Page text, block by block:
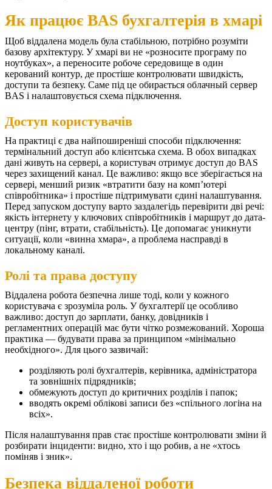
Як працює BAS бухгалтерія в хмарі
Щоб віддалена модель була стабільною, потрібно розуміти
базову архітектуру. У хмарі ви не «розносите програму по
ноутбуках», а переносите робоче середовище в один
керований контур, де простіше контролювати швидкість,
доступи та безпеку. Саме під це обирається облачный сервер
BAS і налаштовується схема підключення.
Доступ користувачів
На практиці є два найпоширеніші способи підключення:
термінальний доступ або клієнтська схема. В обох випадках
дані живуть на сервері, а користувач отримує доступ до BAS
через захищений канал. Це важливо: якщо все зберігається на
сервері, менший ризик «втратити базу на комп’ютері
співробітника» і простіше підтримувати єдині налаштування.
Перед запуском доступу варто заздалегідь перевірити дві речі:
якість інтернету у ключових співробітників і маршрут до дата-
центру (пінг, втрати, стабільність). Це допомагає уникнути
ситуації, коли «винна хмара», а проблема насправді в
локальному каналі.
Ролі та права доступу
Віддалена робота безпечна лише тоді, коли у кожного
користувача є зрозуміла роль. У бухгалтерії це особливо
важливо: доступ до зарплати, банку, довідників і
регламентних операцій має бути чітко розмежований. Хороша
практика — будувати права за принципом «мінімально
необхідного». Для цього зазвичай:
розділяють ролі бухгалтерів, керівника, адміністратора
та зовнішніх підрядників;
обмежують доступ до критичних розділів і папок;
вводять окремі облікові записи без «спільного логіна на
всіх».
Після налаштування прав стає простіше контролювати зміни й
розбирати інциденти: видно, хто і що робив, а не «хтось
поміняв і зник».
Безпека віддаленої роботи